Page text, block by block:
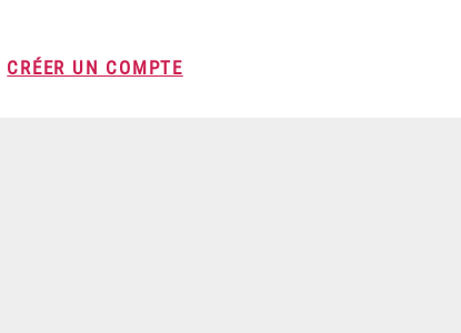
CRÉER UN COMPTE